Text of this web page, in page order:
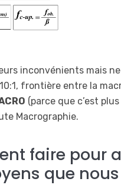
inconvénients mais
frontière entre la
(parce que c’est
Macrographie.
faire pour
que